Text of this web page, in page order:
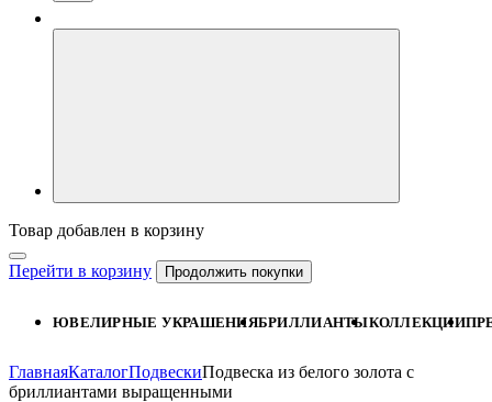
Товар добавлен в корзину
Перейти в корзину Продолжить покупки
ЮВЕЛИРНЫЕ УКРАШЕНИЯБРИЛЛИАНТЫКОЛЛЕКЦИИ
ГлавнаяКаталогПодвескиПодвеска из белого золота с
бриллиантами выращенными